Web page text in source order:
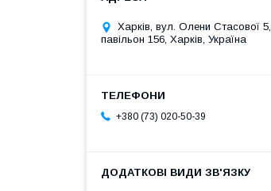
Харків, вул. Олени Стасової 5,
павільон 156, Харків, Україна
+380 (73) 020-50-39